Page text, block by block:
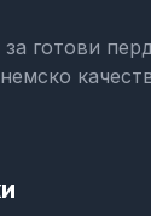
готови